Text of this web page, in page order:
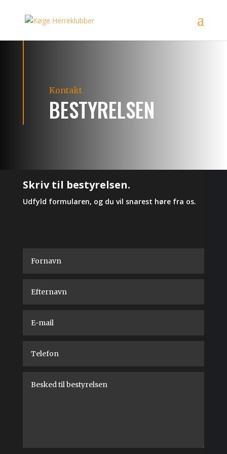
Kontakt
BESTYRELSEN
Skriv til bestyrelsen.
Udfyld formularen, og du vil snarest høre fra os.